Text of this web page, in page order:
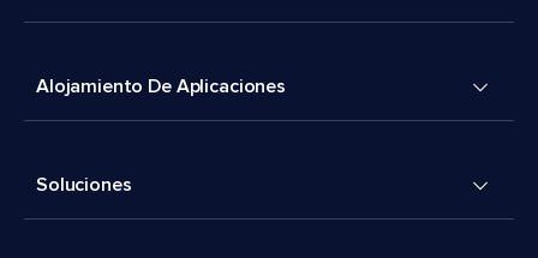
Alojamiento De Aplicaciones
Soluciones